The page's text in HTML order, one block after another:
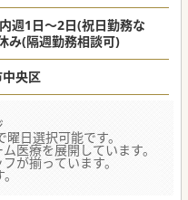
週1日～2日(祝日勤務な
(隔週勤務相談可)
市中央区
日選択可能です。
医療を展開しています。
が揃っています。